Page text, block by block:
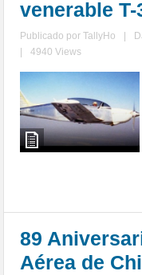
venerable
Publicado porTallyHo
4940 Views
89
Aérea de